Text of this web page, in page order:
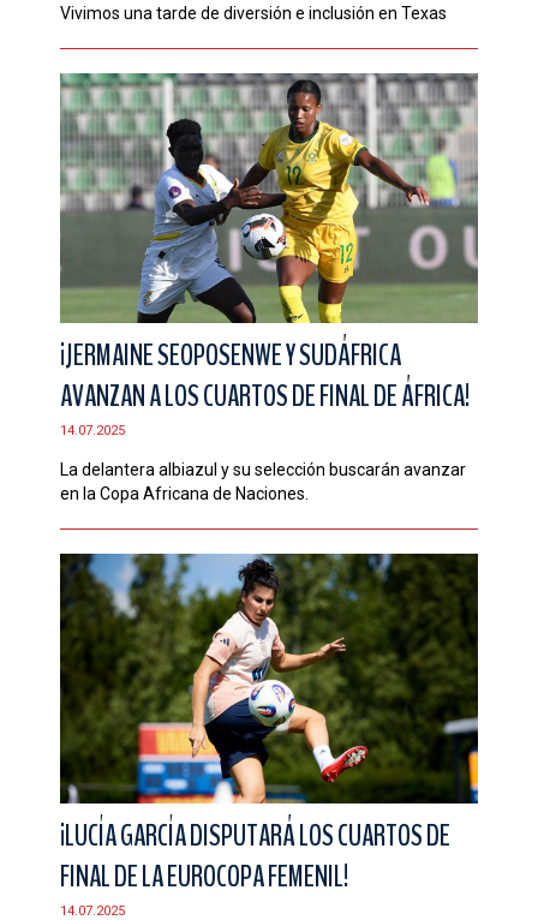
Vivimos una tarde de diversión e inclusión en Texas
¡JERMAINE SEOPOSENWE Y SUDÁFRICA
AVANZAN A LOS CUARTOS DE FINAL DE ÁFRICA!
14.07.2025
La delantera albiazul y su selección buscarán avanzar
en la Copa Africana de Naciones.
¡LUCÍA GARCÍA DISPUTARÁ LOS CUARTOS DE
FINAL DE LA EUROCOPA FEMENIL!
14.07.2025